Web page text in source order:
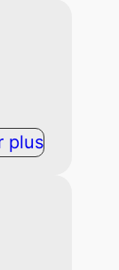
plus